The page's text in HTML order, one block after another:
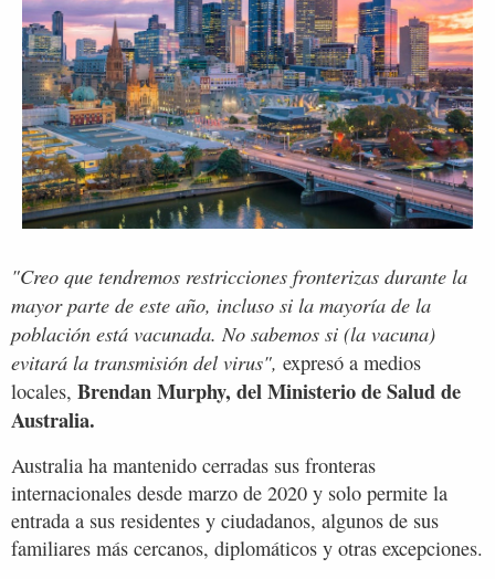
"Creo que tendremos restricciones fronterizas durante la
mayor parte de este año, incluso si la mayoría de la
población está vacunada. No sabemos si (la vacuna)
evitará la transmisión del virus", expresó a medios
locales, Brendan Murphy, del Ministerio de Salud de
Australia.
Australia ha mantenido cerradas sus fronteras
internacionales desde marzo de 2020 y solo permite la
entrada a sus residentes y ciudadanos, algunos de sus
familiares más cercanos, diplomáticos y otras excepciones.